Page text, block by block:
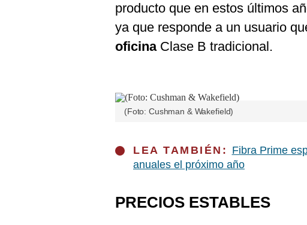
producto que en estos últimos
ya que responde a un usuario
oficinaClase B tradicional.
(Foto: Cushman & Wakefield)
LEA TAMBIÉN: Fibra Prime
anuales el próximo año
PRECIOS ESTABLES